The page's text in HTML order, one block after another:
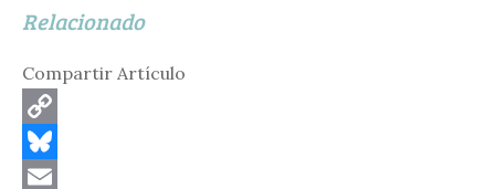
Relacionado
Compartir Artículo
C
o
B